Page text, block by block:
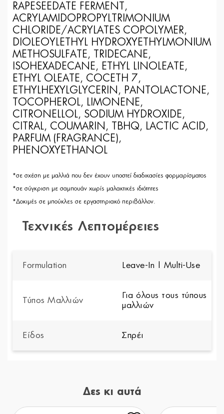
RAPESEEDATE FERMENT,
ACRYLAMIDOPROPYLTRIMONIUM
CHLORIDE/ACRYLATES COPOLYMER,
DIOLEOYLETHYL HYDROXYETHYLMONIUM
METHOSULFATE, TRIDECANE,
ISOHEXADECANE, ETHYL LINOLEATE,
ETHYL OLEATE, COCETH 7,
ETHYLHEXYLGLYCERIN, PANTOLACTONE,
TOCOPHEROL, LIMONENE,
CITRONELLOL, SODIUM HYDROXIDE,
CITRAL, COUMARIN, TBHQ, LACTIC ACID,
PARFUM (FRAGRANCE),
PHENOXYETHANOL
*σε σχέση με μαλλιά που δεν έχουν υποστεί διαδικασίες φορμαρίσματος
*σε σύγκριση με σαμπουάν χωρίς μαλακτικές ιδιότητες
*Δοκιμές σε μπούκλες σε εργαστηριακό περιβάλλον.
Τεχνικές Λεπτομέρειες
Formulation Leave-In | Multi-Use
Τύπος Μαλλιών
Για όλους τους τύπους
μαλλιών
Είδος Σπρέι
Δες κι αυτά